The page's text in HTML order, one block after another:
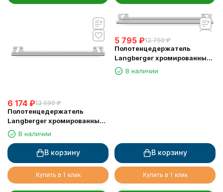
6 174 ₽13 590 ₽
Полотенцедержатель
Langberger хромированный
к стене одинарный 55 см
10901A
В наличии
В корзину
Купить в 1 клик
5 795 ₽12 750 ₽
Полотенцедержатель
Langberger хромированный
к стене двойной 55 см
10902A
В наличии
В корзину
Купить в 1 клик